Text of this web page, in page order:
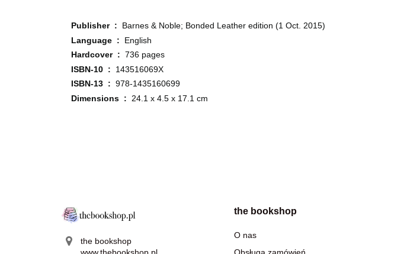
Publisher ‏ : ‎ Barnes & Noble; Bonded Leather edition (1 Oct. 2015)
Language ‏ : ‎ English
Hardcover ‏ : ‎ 736 pages
ISBN-10 ‏ : ‎ 143516069X
ISBN-13 ‏ : ‎ 978-1435160699
Dimensions ‏ : ‎ 24.1 x 4.5 x 17.1 cm
the bookshop
www.thebookshop.pl
the bookshop
O nas